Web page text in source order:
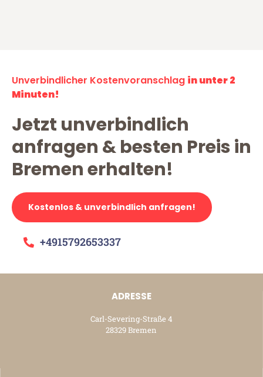
Unverbindlicher Kostenvoranschlag in unter 2
Minuten!
Jetzt unverbindlich
anfragen & besten Preis in
Bremen erhalten!
Kostenlos & unverbindlich anfragen!
+4915792653337
ADRESSE
Carl-Severing-Straße 4
28329 Bremen